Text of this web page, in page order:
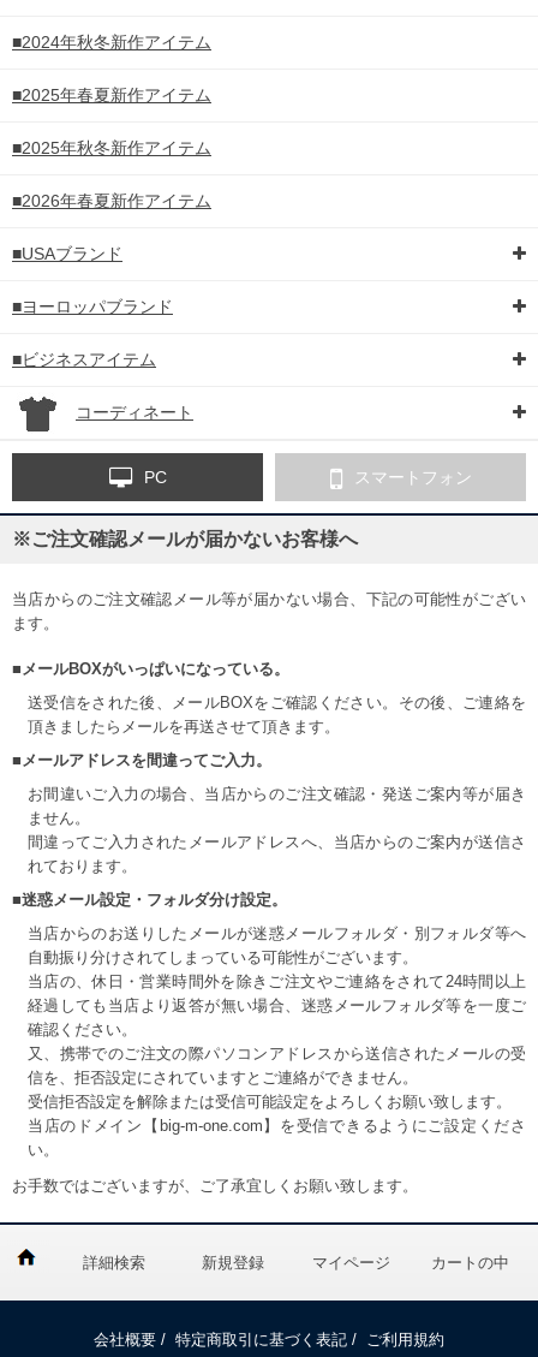
■2024年秋冬新作アイテム
■2025年春夏新作アイテム
■2025年秋冬新作アイテム
■2026年春夏新作アイテム
■USAブランド
■ヨーロッパブランド
■ビジネスアイテム
コーディネート
PC スマートフォン
※ご注文確認メールが届かないお客様へ
当店からのご注文確認メール等が届かない場合、下記の可能性がござい
ます。
■メールBOXがいっぱいになっている。
送受信をされた後、メールBOXをご確認ください。その後、ご連絡を
頂きましたらメールを再送させて頂きます。
■メールアドレスを間違ってご入力。
お間違いご入力の場合、当店からのご注文確認・発送ご案内等が届き
ません。
間違ってご入力されたメールアドレスへ、当店からのご案内が送信さ
れております。
■迷惑メール設定・フォルダ分け設定。
当店からのお送りしたメールが迷惑メールフォルダ・別フォルダ等へ
自動振り分けされてしまっている可能性がございます。
当店の、休日・営業時間外を除きご注文やご連絡をされて24時間以上
経過しても当店より返答が無い場合、迷惑メールフォルダ等を一度ご
確認ください。
又、携帯でのご注文の際パソコンアドレスから送信されたメールの受
信を、拒否設定にされていますとご連絡ができません。
受信拒否設定を解除または受信可能設定をよろしくお願い致します。
当店のドメイン【big-m-one.com】を受信できるようにご設定くださ
い。
お手数ではございますが、ご了承宜しくお願い致します。
詳細検索 新規登録 マイページ カートの中
会社概要 / 特定商取引に基づく表記 / ご利用規約